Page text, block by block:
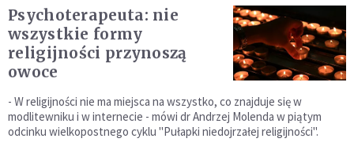
Psychoterapeuta: nie
wszystkie formy
religijności przynoszą
owoce
- W religijności nie ma miejsca na wszystko, co znajduje się w
modlitewniku i w internecie - mówi dr Andrzej Molenda w piątym
odcinku wielkopostnego cyklu "Pułapki niedojrzałej religijności".